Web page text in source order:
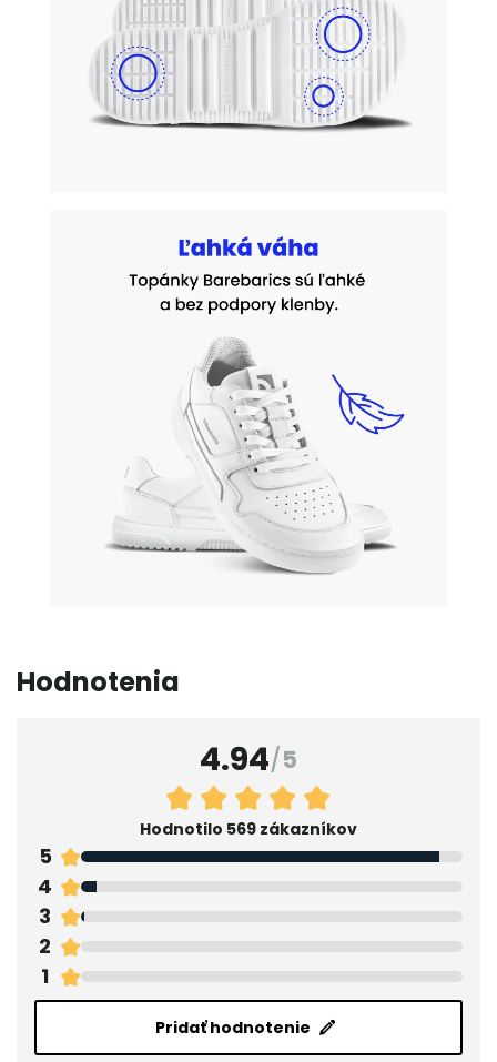
Hodnotenia
4.94/5
Hodnotilo 569 zákazníkov
5
4
3
2
1
Pridať hodnotenie